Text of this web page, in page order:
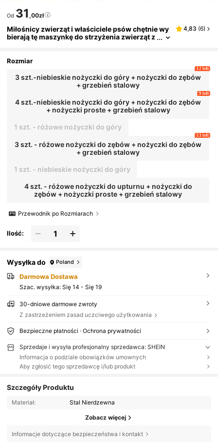
Od 31 ,00zł
Miłośnicy zwierząt i właściciele psów chętnie wy
bierają tę maszynkę do strzyżenia zwierząt z
zonych treserów psów, nadaje się również dla mi
nnych zwierząt.
4,83 (6)
Rozmiar
3 szt.-niebieskie nożyczki do góry + nożyczki do zębów
+ grzebień stalowy
12 left
4 szt.-niebieskie nożyczki do góry + nożyczki do zębów
+ nożyczki proste + grzebień stalowy
9 left
1 szt. - różowe nożyczki do góry
3 szt. - różowe nożyczki do zębów + nożyczki do zębów
+ grzebień stalowy
13 left
1 szt. - niebieskie nożyczki do góry
4 szt. - różowe nożyczki do upturnu + nożyczki do
zębów + nożyczki proste + grzebień stalowy
Przewodnik po Rozmiarach
Ilość:
Wysyłka do Poland
Darmowa Dostawa
Szac. wysyłka: Się 14 - Się 19
30-dniowe darmowe zwroty
Z zastrzeżeniem zasad uczciwego użytkowania
Bezpieczne płatności · Ochrona prywatności
Sprzedaje i wysyła profesjonalny sprzedawca: SHEIN
Informacja o podziale obowiązków umownych
Aby zgłosić tego sprzedawcę i/lub produkt
Szczegóły Produktu
Materiał: Stal Nierdzewna
Zobacz więcej
Informacje dotyczące bezpieczeństwa i kontakt